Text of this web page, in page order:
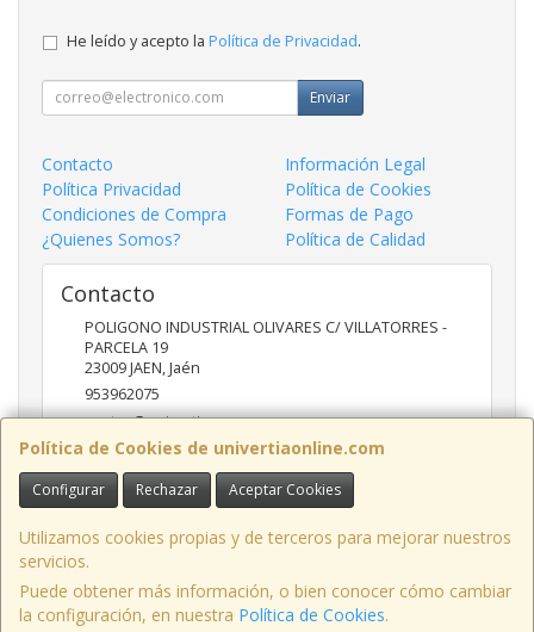
Política de Cookies de univertiaonline.com
Configurar Rechazar Aceptar Cookies
Utilizamos cookies propias y de terceros para mejorar nuestros
servicios.
Puede obtener más información, o bien conocer cómo cambiar
la configuración, en nuestra Política de Cookies.
He leído y acepto la Política de Privacidad.
Enviar
Contacto
Información Legal
Política Privacidad
Política de Cookies
Condiciones de Compra
Formas de Pago
¿Quienes Somos?
Política de Calidad
Contacto
POLIGONO INDUSTRIAL OLIVARES C/ VILLATORRES -
PARCELA 19
23009JAEN,Jaén
953962075
ventas@univertia.es
Horario
09:30 -14:00 Y 16:30- 20:00 HORAS
, , , , España. - C.I.F.: B23639248 - Tfno: